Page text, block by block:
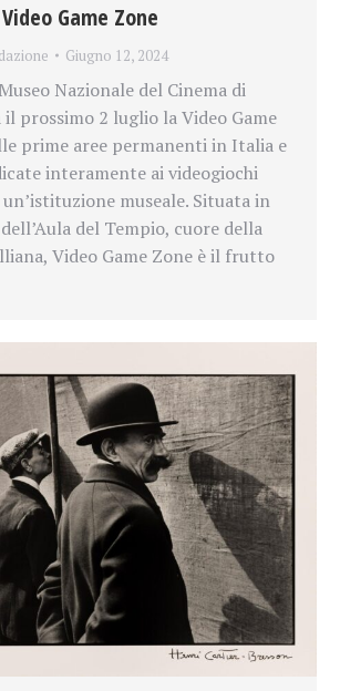
Game Zone
Giugno 12, 2024
Nazionale del Cinema di
prossimo 2 luglio la Video Game
prime aree permanenti in Italia e
interamente ai videogiochi
museale. Situata in
del Tempio, cuore della
Video Game Zone è il frutto